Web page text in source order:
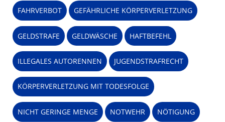
FAHRVERBOT GEFÄHRLICHE KÖRPERVERLETZUNG
GELDSTRAFE GELDWÄSCHE HAFTBEFEHL
ILLEGALES AUTORENNEN JUGENDSTRAFRECHT
KÖRPERVERLETZUNG MIT TODESFOLGE
NICHT GERINGE MENGE NOTWEHR NÖTIGUNG